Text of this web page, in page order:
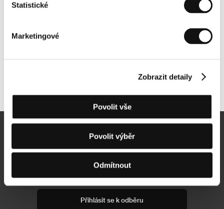
Statistické
Marketingové
Zobrazit detaily
Povolit vše
Povolit výběr
Odmítnout
Newsletter
Přihlásit se k odběru